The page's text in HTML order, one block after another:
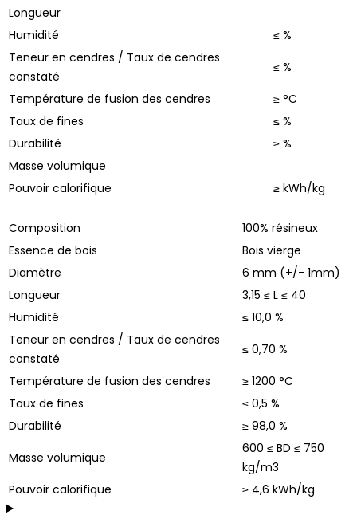
Longueur
Humidité
≤ %
Teneur en cendres / Taux de cendres
constaté
≤ %
Température de fusion des cendres
≥ °C
Taux de fines
≤ %
Durabilité
≥ %
Masse volumique
Pouvoir calorifique
≥ kWh/kg
Composition
100% résineux
Essence de bois
Bois vierge
Diamètre
6 mm (+/- 1mm)
Longueur
3,15 ≤ L ≤ 40
Humidité
≤ 10,0 %
Teneur en cendres / Taux de cendres
constaté
≤ 0,70 %
Température de fusion des cendres
≥ 1200 °C
Taux de fines
≤ 0,5 %
Durabilité
≥ 98,0 %
Masse volumique
600 ≤ BD ≤ 750
kg/m3
Pouvoir calorifique
≥ 4,6 kWh/kg